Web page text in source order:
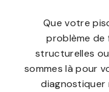
Que votre
problème
structurelles
sommes là pour
diagnostiquer